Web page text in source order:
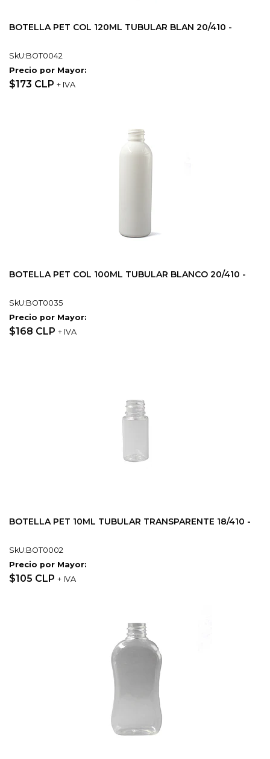
BOTELLA PET COL 120ML TUBULAR BLAN 20/410 -
SkU:BOT0042
Precio por Mayor:
$173 CLP + IVA
BOTELLA PET COL 100ML TUBULAR BLANCO 20/410 -
SkU:BOT0035
Precio por Mayor:
$168 CLP + IVA
BOTELLA PET 10ML TUBULAR TRANSPARENTE 18/410 -
SkU:BOT0002
Precio por Mayor:
$105 CLP + IVA